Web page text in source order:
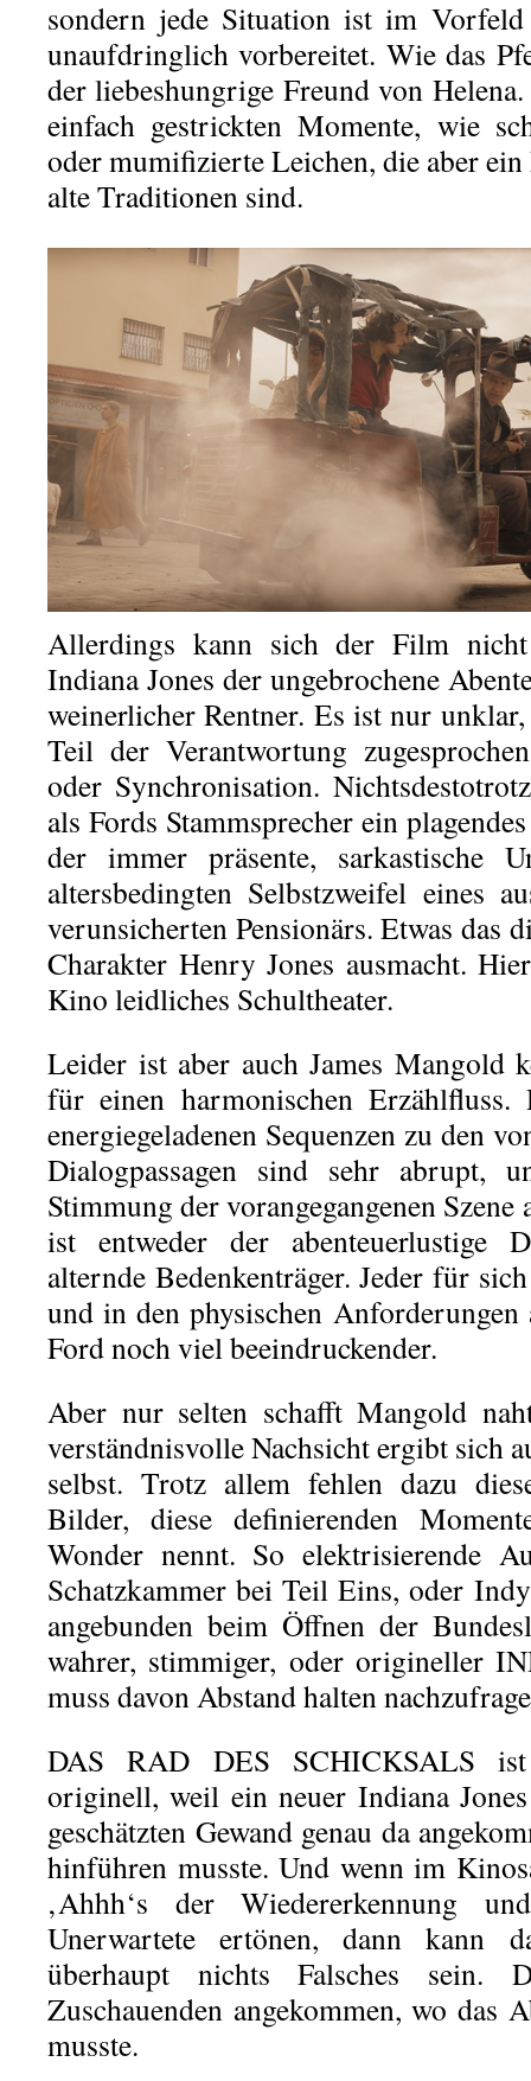
sondern jede Situation ist im
unaufdringlich vorbereitet. Wie das
der liebeshungrige Freund von
einfach gestrickten Momente, wie
oder mumifizierte Leichen, die aber ein
alte Traditionen sind.
Allerdings kann sich der Film
Indiana Jones der ungebrochene
weinerlicher Rentner. Es ist nur
Teil der Verantwortung
oder Synchronisation.
als Fords Stammsprecher ein
der immer präsente, sarkastische
altersbedingten Selbstzweifel eines
verunsicherten Pensionärs. Etwas das
Charakter Henry Jones ausmacht.
Kino leidliches Schultheater.
Leider ist aber auch James Mangold
für einen harmonischen
energiegeladenen Sequenzen zu den
Dialogpassagen sind sehr abrupt,
Stimmung der vorangegangenen
ist entweder der abenteuerlustige
alternde Bedenkenträger. Jeder für
und in den physischen
Ford noch viel beeindruckender.
Aber nur selten schafft Mangold
verständnisvolle Nachsicht ergibt sich
selbst. Trotz allem fehlen dazu
Bilder, diese definierenden
Wonder nennt. So elektrisierende
Schatzkammer bei Teil Eins, oder
angebunden beim Öffnen der
wahrer, stimmiger, oder origineller
muss davon Abstand halten
DAS RAD DES SCHICKSALS
originell, weil ein neuer Indiana
geschätzten Gewand genau da
hinführen musste. Und wenn im
‚Ahhh‘s der Wiedererkennung
Unerwartete ertönen, dann kann
überhaupt nichts Falsches sein.
Zuschauenden angekommen, wo das
musste.